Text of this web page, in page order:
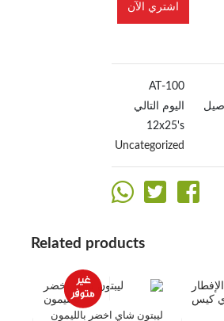
اشتري الآن
100-AT
اليوم التالي
12x25's
Uncategorized
Related products
ليبتون شاي اخضر بالليمون